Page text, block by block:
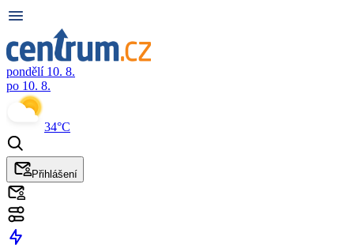
pondělí 10. 8.
po 10. 8.
34°C
Přihlášení